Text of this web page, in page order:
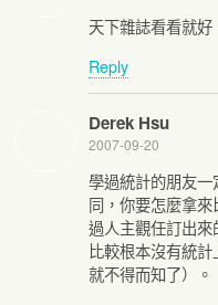
天下雜誌看看就
Reply
Derek Hsu
2007-09-20
學過統計的朋友
同，你要怎麼拿
過人主觀任訂出
比較根本沒有統
就不得而知了）。